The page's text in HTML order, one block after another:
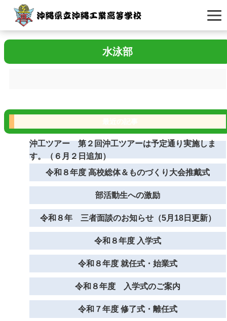
水泳部
沖工ツアー 第２回沖工ツアーは予定通り実施しま
す。（６月２日追加）
令和８年度 高校総体＆ものづくり大会推戴式
部活動生への激励
令和８年 三者面談のお知らせ（5月18日更新）
令和８年度 入学式
令和８年度 就任式・始業式
令和８年度 入学式のご案内
令和７年度 修了式・離任式